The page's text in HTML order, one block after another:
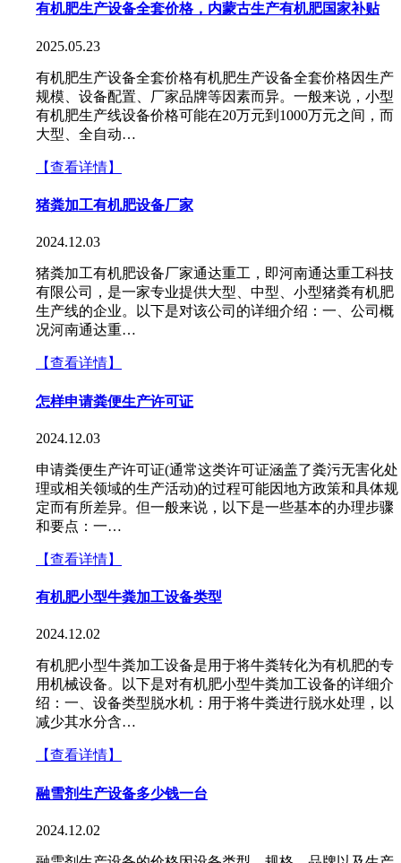
有机肥生产设备全套价格，内蒙古生产有机肥国家补贴
2025.05.23
有机肥生产设备全套价格有机肥生产设备全套价格因生产
规模、设备配置、厂家品牌等因素而异。一般来说，小型
有机肥生产线设备价格可能在20万元到1000万元之间，而
大型、全自动…
【查看详情】
猪粪加工有机肥设备厂家
2024.12.03
猪粪加工有机肥设备厂家通达重工，即河南通达重工科技
有限公司，是一家专业提供大型、中型、小型猪粪有机肥
生产线的企业。以下是对该公司的详细介绍：一、公司概
况河南通达重…
【查看详情】
怎样申请粪便生产许可证
2024.12.03
申请粪便生产许可证(通常这类许可证涵盖了粪污无害化处
理或相关领域的生产活动)的过程可能因地方政策和具体规
定而有所差异。但一般来说，以下是一些基本的办理步骤
和要点：一…
【查看详情】
有机肥小型牛粪加工设备类型
2024.12.02
有机肥小型牛粪加工设备是用于将牛粪转化为有机肥的专
用机械设备。以下是对有机肥小型牛粪加工设备的详细介
绍：一、设备类型脱水机：用于将牛粪进行脱水处理，以
减少其水分含…
【查看详情】
融雪剂生产设备多少钱一台
2024.12.02